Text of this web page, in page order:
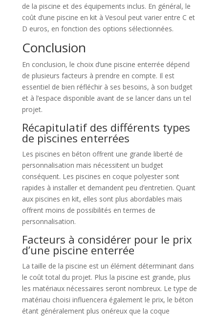
de la piscine et des équipements inclus. En général, le
coût d’une piscine en kit à Vesoul peut varier entre C et
D euros, en fonction des options sélectionnées.
Conclusion
En conclusion, le choix d’une piscine enterrée dépend
de plusieurs facteurs à prendre en compte. Il est
essentiel de bien réfléchir à ses besoins, à son budget
et à l’espace disponible avant de se lancer dans un tel
projet.
Récapitulatif des différents types
de piscines enterrées
Les piscines en béton offrent une grande liberté de
personnalisation mais nécessitent un budget
conséquent. Les piscines en coque polyester sont
rapides à installer et demandent peu d’entretien. Quant
aux piscines en kit, elles sont plus abordables mais
offrent moins de possibilités en termes de
personnalisation.
Facteurs à considérer pour le prix
d’une piscine enterrée
La taille de la piscine est un élément déterminant dans
le coût total du projet. Plus la piscine est grande, plus
les matériaux nécessaires seront nombreux. Le type de
matériau choisi influencera également le prix, le béton
étant généralement plus onéreux que la coque